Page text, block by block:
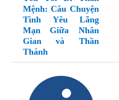
Mệnh: Câu Chuyện
Tình Yêu Lãng
Mạn Giữa Nhân
Gian và Thần
Thánh